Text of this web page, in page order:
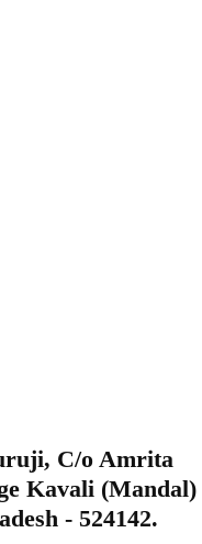
C/o Amrita
Kavali (Mandal)
- 524142.